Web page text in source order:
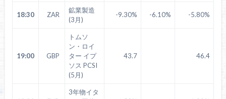
18:30 ZAR
鉱業製造
(3月)
-9.30% -6.10% -5.80%
19:00 GBP
トムソ
ン・ロイ
ター イプ
ソス PCSI
(5月)
43.7 46.4
3年物イタ